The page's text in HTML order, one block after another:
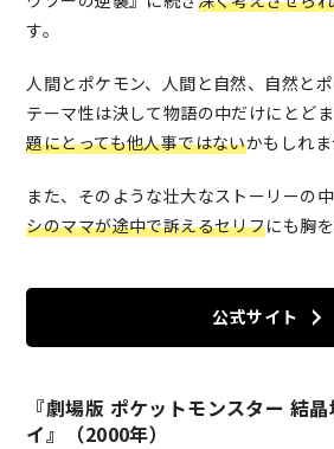
す。
人間とポケモン、人間と自然、自然と
テーマ性は決して物語の中だけにとど
題にとっても他人事ではないかもしれま
また、そのような壮大なストーリーの中
シのママが途中で訴えるセリフにも胸
公式サイト
『劇場版 ポケットモンスター 結
イ』（2000年）